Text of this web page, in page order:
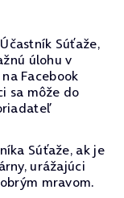
Súťaže,
úlohu v
Facebook
sa môže do
Súťaže, ak je
urážajúci
mravom.